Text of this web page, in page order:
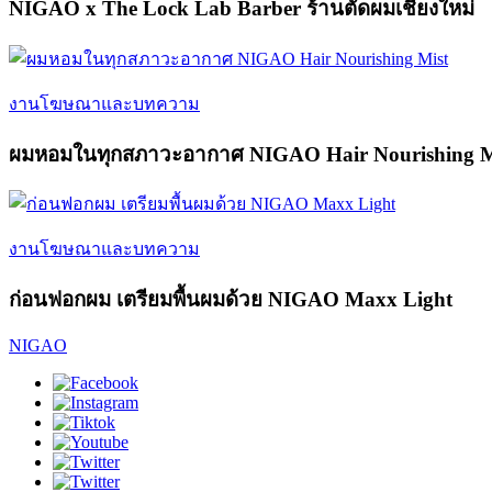
NIGAO x The Lock Lab Barber ร้านตัดผมเชียงใหม่
งานโฆษณาและบทความ
ผมหอมในทุกสภาวะอากาศ NIGAO Hair Nourishing
งานโฆษณาและบทความ
ก่อนฟอกผม เตรียมพื้นผมด้วย NIGAO Maxx Light
NIGAO